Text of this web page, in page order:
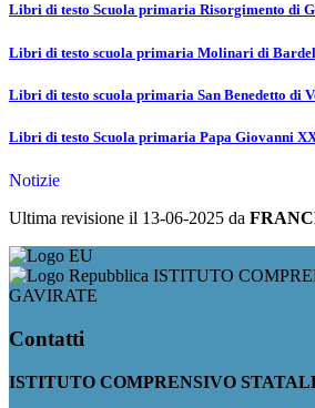
Libri di testo Scuola primaria Risorgimento di
Libri di testo scuola primaria Molinari di
Libri di testo scuola primaria San Benedetto di
Libri di testo Scuola primaria Papa Giovanni
Notizie
Ultima revisione il 13-06-2025 da
ISTITUTO
GAVIRATE
Contatti
ISTITUTO COMPRENSIVO